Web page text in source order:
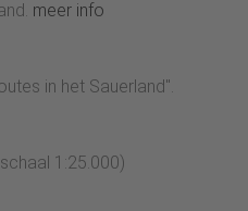
meer info
in het Sauerland".
1:25.000)